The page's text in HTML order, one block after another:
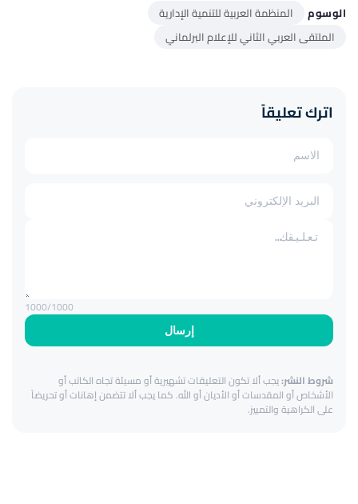
الوسوم
المنظمة العربية للتنمية الإدارية
الملتقى العربي الثاني للإعلام البرلماني
اترك تعليقاً
إرسال
1000/1000
شروط النشر:يجب ألا تكون التعليقات تشهيرية أو مسيئة تجاه الكاتب أو
الأشخاص أو المقدسات أو الأديان أو الله. كما يجب ألا تتضمن إهانات أو تحريضاً
على الكراهية والتمييز.